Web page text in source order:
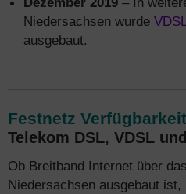
Niedersachsen wurde
ausgebaut.
Festnetz Verfügbarkeit
Telekom DSL, VDSL
Ob Breitband Internet über das
Niedersachsen ausgebaut